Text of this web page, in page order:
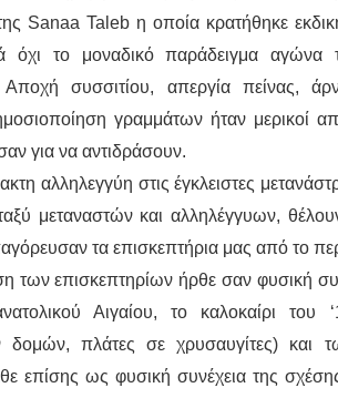
Sanaa Taleb η οποία κρατήθηκε
όχι το μοναδικό παράδειγμα
Αποχή συσσιτίου, απεργία πείνας,
γραμμάτων ήταν μερικοί
για να αντιδράσουν.
αλληλεγγύη στις έγκλειστες
μεταναστών και αλληλέγγυων,
τα επισκεπτήρια μας από το
των επισκεπτηρίων ήρθε σαν φυσική
Αιγαίου, το καλοκαίρι του
δομών, πλάτες σε χρυσαυγίτες) και
επίσης ως φυσική συνέχεια της